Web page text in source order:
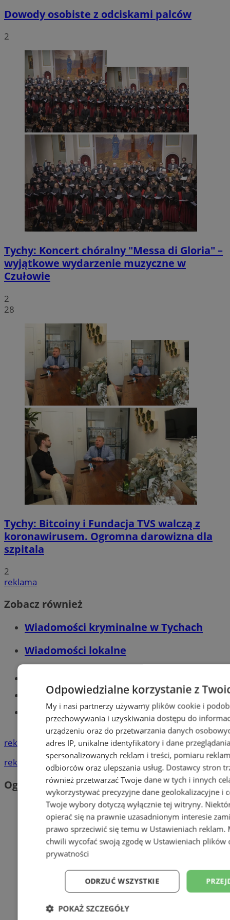
Dowody osobiste z odciskami palców
2
Tychy: Koncert chóralny "Messa di Gloria" –
wyjątkowe wydarzenie muzyczne w
Czułowie
2
28
Tychy: Bitcoiny i Fundacja TVS walczą z
koronawirusem. Ogromna darowizna dla
szpitala
2
reklama
Zobacz również
Wiadomości kryminalne w Tychach
Wiadomości lokalne
Tworzenie stron www - Tychy
Znajdź pracę - codziennie nowe
ogłoszenia
reklama
reklama
Ogłoszenia
Odpowiedzialne korzystanie z
My i nasi partnerzy używamy plików cookie i
przechowywania i uzyskiwania dostępu do
urządzeniu oraz do przetwarzania danych
adres IP, unikalne identyfikatory i dane
spersonalizowanych reklam i treści, pomiaru
odbiorców oraz ulepszania usług. Dostawcy stron
również przetwarzać Twoje dane w tych i innych
wykorzystywać precyzyjne dane geolokalizacyjne i
Twoje wybory dotyczą wyłącznie tej witryny.
opierać się na prawnie uzasadnionym interesie
prawo sprzeciwić się temu w Ustawieniach reklam.
chwili wycofać swoją zgodę w Ustawieniach plików
prywatności
ODRZUĆ WSZYSTKIE
POKAŻ SZCZEGÓŁY